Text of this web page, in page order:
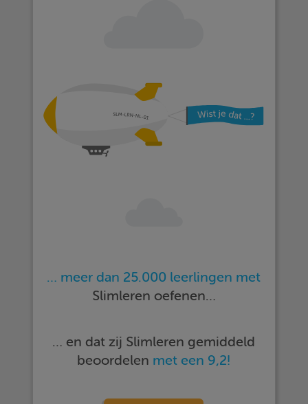
… meer dan 25.000 leerlingen met
Slimleren oefenen…
… en dat zij Slimleren gemiddeld
beoordelen met een 9,2!